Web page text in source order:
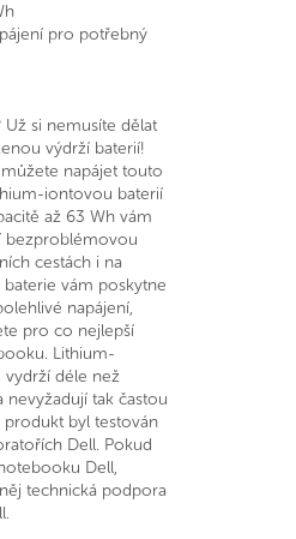
pro potřebný
Už si nemusíte dělat
výdrží baterií!
napájet touto
iontovou baterií
až 63 Wh vám
bezproblémovou
cestách i na
vám poskytne
napájení,
pro co nejlepší
Lithium-
déle než
nevyžadují tak častou
byl testován
Dell. Pokud
Dell,
technická podpora